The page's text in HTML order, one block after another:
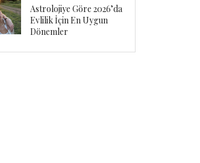
Astrolojiye Göre 2026’da
Evlilik İçin En Uygun
Dönemler